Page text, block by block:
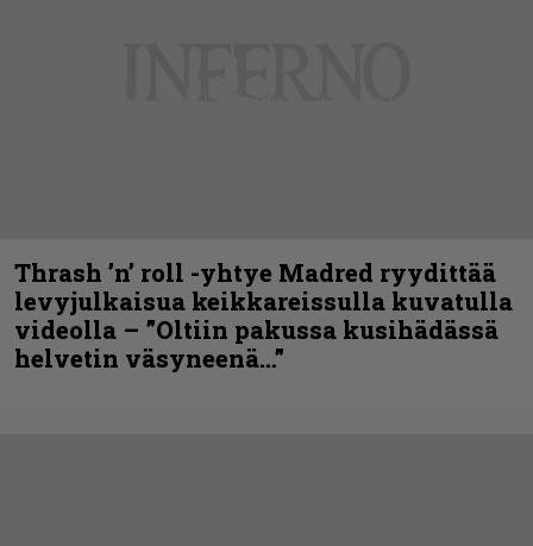
Thrash ’n’ roll -yhtye Madred ryydittää
levyjulkaisua keikkareissulla kuvatulla
videolla – ”Oltiin pakussa kusihädässä
helvetin väsyneenä…”